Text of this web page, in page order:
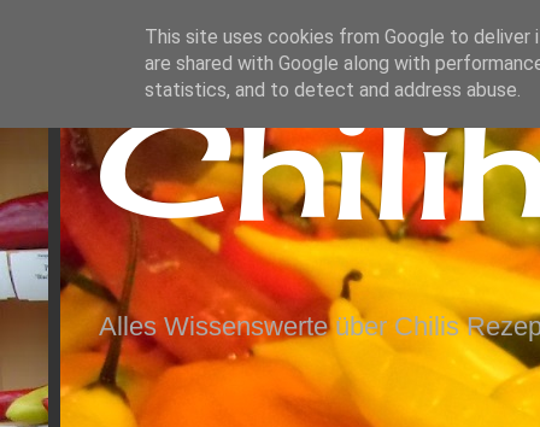
Alles Wissenswerte über Chilis
This site uses cookies from Google to deliver
are shared with Google along with
statistics, and to detect and address abuse.